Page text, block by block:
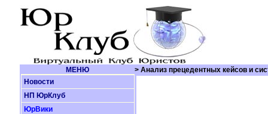
МЕНЮ
> Анализ прецедентных кейсов и
Новости
НП ЮрКлуб
ЮрВики